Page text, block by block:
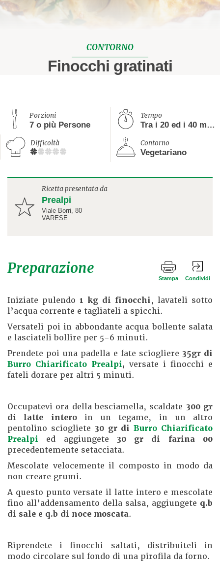
CONTORNO
Finocchi gratinati
Porzioni
7 o più Persone
Tempo
Tra i 20 ed i 40 minuti
Difficoltà Contorno
Vegetariano
Ricetta presentata da
Prealpi
Viale Borri, 80
VARESE
Preparazione
Stampa Condividi
Iniziate pulendo 1 kg di finocchi, lavateli sotto
l’acqua corrente e tagliateli a spicchi.
Versateli poi in abbondante acqua bollente salata
e lasciateli bollire per 5-6 minuti.
Prendete poi una padella e fate sciogliere 35gr di
Burro Chiarificato Prealpi, versate i finocchi e
fateli dorare per altri 5 minuti.
Occupatevi ora della besciamella, scaldate 300 gr
di latte interoin un tegame, in un altro
pentolino sciogliete 30 gr diBurro Chiarificato
Prealpi
ed aggiungete 30 gr di farina 00
precedentemente setacciata.
Mescolate velocemente il composto in modo da
non creare grumi.
A questo punto versate il latte intero e mescolate
fino all’addensamento della salsa, aggiungete q.b
di sale e q.b di noce moscata.
Riprendete i finocchi saltati, distribuiteli in
modo circolare sul fondo di una pirofila da forno.